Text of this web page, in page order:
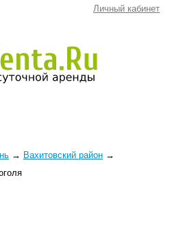
Личный кабинет
→ Вахитовский район →